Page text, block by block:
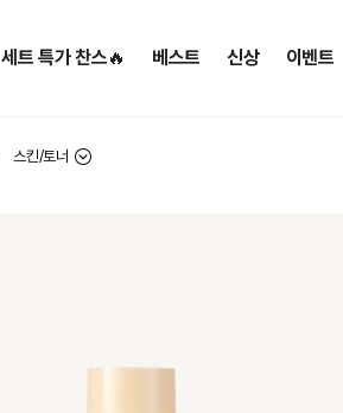
세트 특가 찬스🔥 베스트 신상 이벤트
스킨/토너